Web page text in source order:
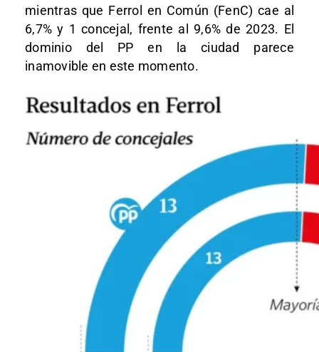
mientras que Ferrol en Común (FenC) cae al
6,7% y 1 concejal, frente al 9,6% de 2023. El
dominio del PP en la ciudad parece
inamovible en este momento.